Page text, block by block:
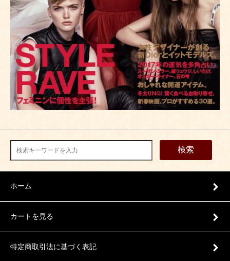
検索
ホーム
カートを見る
特定商取引法に基づく表記